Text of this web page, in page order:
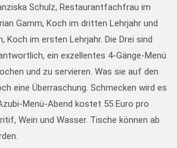
Schulz, Restaurantfachfrau im
Gamm, Koch im dritten Lehrjahr und
Koch im ersten Lehrjahr. Die Drei sind
ein exzellentes 4-Gänge-Menü
und zu servieren. Was sie auf den
eine Überraschung. Schmecken wird es
Menü-Abend kostet 55 Euro pro
Wein und Wasser. Tische können ab